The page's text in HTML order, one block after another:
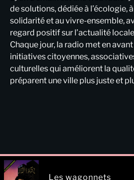
de solutions, dédiée à l’écologie,
solidarité et au vivre-ensemble,
regard positif sur l’actualité
Chaque jour, la radio met en
initiatives citoyennes,
culturelles qui améliorent la
préparent une ville plus juste et
Les wagonnets